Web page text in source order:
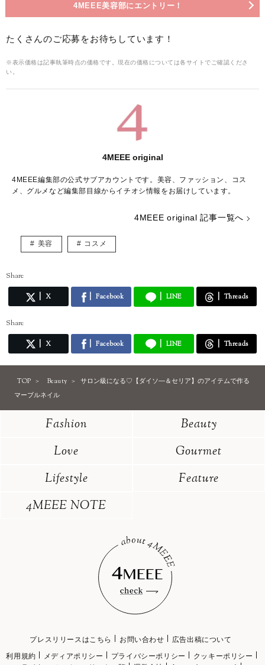
4MEEE美容部にエントリー！
たくさんのご応募をお待ちしています！
※表示価格は記事執筆時点の価格です。現在の価格については各サイトでご確認くださ
い。
4MEEE original
4MEEE編集部の公式サブアカウントです。美容、ファッション、コス
メ、グルメなど編集部目線からイチオシ情報をお届けしています。
4MEEE original 記事一覧へ
美容 コスメ
Share
X Facebook LINE Threads
Share
X Facebook LINE Threads
TOP Beauty
サロン級になる♡【ダイソ―＆セリア】のアイテムで作る
マーブルネイル
Fashion
Beauty
Love
Gourmet
Lifestyle
Feature
4MEEE NOTE
プレスリリースはこちら お問い合わせ
広告出稿について
利用規約
メディアポリシー プライバシーポリシー
クッキーポリシー